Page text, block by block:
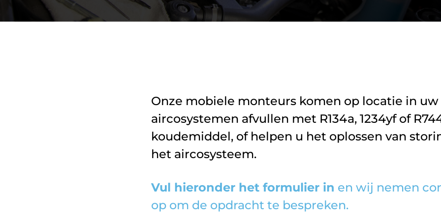
Onze mobiele monteurs komen op locatie in
aircosystemen afvullen met R134a, 1234yf of
koudemiddel, of helpen u het oplossen van
het aircosysteem.
Vul hieronder het formulier in en wij nemen
op om de opdracht te bespreken.